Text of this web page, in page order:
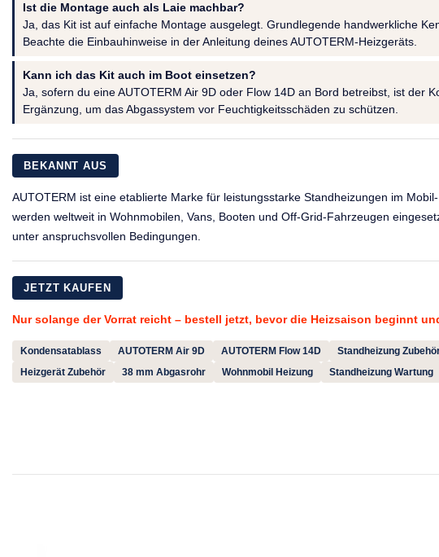
Ist die Montage auch als Laie machbar?
Ja, das Kit ist auf einfache Montage ausgelegt. Grundlegende handwerkliche
Beachte die Einbauhinweise in der Anleitung deines AUTOTERM-Heizgeräts.
Kann ich das Kit auch im Boot einsetzen?
Ja, sofern du eine AUTOTERM Air 9D oder Flow 14D an Bord betreibst, ist der
Ergänzung, um das Abgassystem vor Feuchtigkeitsschäden zu schützen.
BEKANNT AUS
AUTOTERM ist eine etablierte Marke für leistungsstarke Standheizungen im
werden weltweit in Wohnmobilen, Vans, Booten und Off-Grid-Fahrzeugen
unter anspruchsvollen Bedingungen.
JETZT KAUFEN
Nur solange der Vorrat reicht – bestell jetzt, bevor die Heizsaison beginnt
Kondensatablass AUTOTERM Air 9D AUTOTERM Flow 14D Standheizung
Heizgerät Zubehör
38 mm Abgasrohr Wohnmobil Heizung Standheizung Wartung